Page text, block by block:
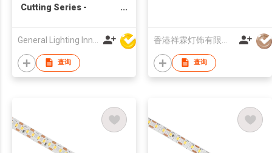
Cutting Series -
查询 查询